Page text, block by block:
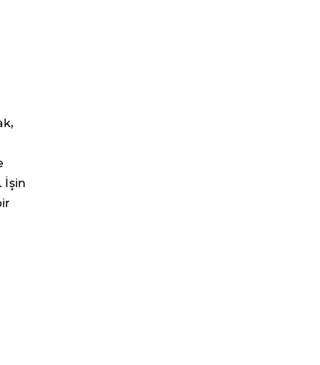
İşin